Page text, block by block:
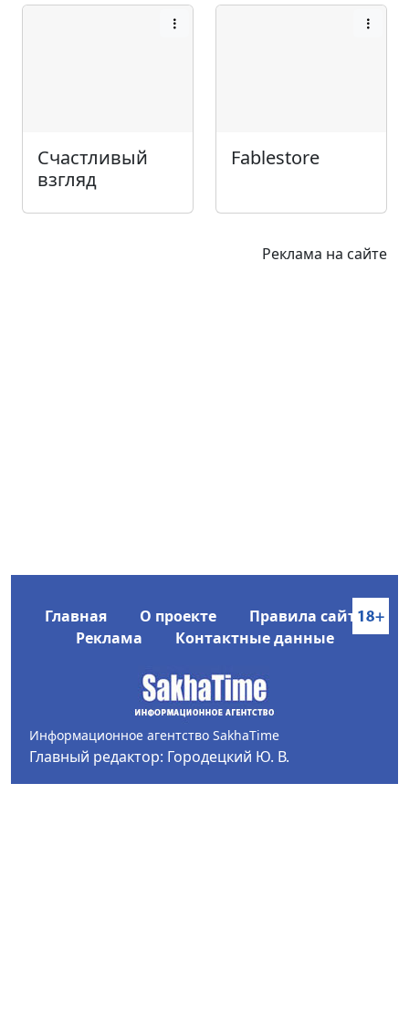
Счастливый
взгляд
Fablestore
Реклама на сайте
Главная О проекте
Правила сайта
Реклама
Контактные данные
Информационное агентство SakhaTime
Главный редактор: Городецкий Ю. В.